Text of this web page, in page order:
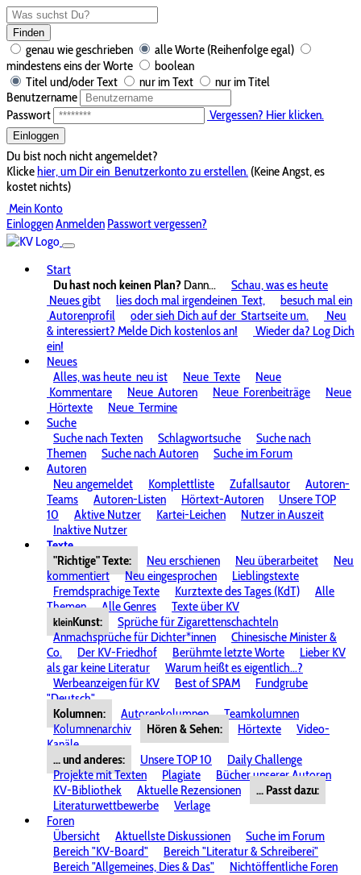
Finden
genau wie geschrieben
alle Worte (Reihenfolge egal)
mindestens eins der Worte
boolean
Titel und/oder Text
nur im Text
nur im Titel
Benutzername
Passwort
Vergessen? Hier klicken.
Einloggen
Du bist noch nicht angemeldet?
Klickehier, um Dir ein Benutzerkonto zu erstellen. (Keine Angst, es
kostet nichts)
Mein Konto
EinloggenAnmelden Passwort vergessen?
Start
Du hast noch keinen Plan? Dann...
Schau, was es heute
Neues gibt
lies doch mal irgendeinen Text,
besuch mal ein
Autorenprofil
oder sieh Dich auf der Startseite um.
Neu
& interessiert? Melde Dich kostenlos an!
Wieder da? Log Dich
ein!
Neues
Alles, was heute neu ist Neue Texte
Neue
Kommentare
Neue Autoren Neue Forenbeiträge
Neue
Hörtexte
Neue Termine
Suche
Suche nach Texten
Schlagwortsuche
Suche nach
Themen
Suche nach Autoren
Suche im Forum
Autoren
Neu angemeldet
Komplettliste Zufallsautor
Autoren-
Teams
Autoren-Listen Hörtext-Autoren
Unsere TOP
10
Aktive Nutzer Kartei-Leichen
Nutzer in Auszeit
Inaktive Nutzer
Texte
"Richtige" Texte:
Neu erschienen Neu überarbeitet
Neu
kommentiert
Neu eingesprochen
Lieblingstexte
Fremdsprachige Texte
Kurztexte des Tages (KdT)
Alle
Themen
Alle Genres Texte über KV
kleinKunst:
Sprüche für Zigarettenschachteln
Anmachsprüche für Dichter*innen
Chinesische Minister &
Co.
Der KV-Friedhof Berühmte letzte Worte
Lieber KV
als gar keine Literatur
Warum heißt es eigentlich...?
Werbeanzeigen für KV
Best of SPAM
Fundgrube
"Deutsch"
Kolumnen:
Autorenkolumnen
Teamkolumnen
Kolumnenarchiv
Hören & Sehen: Hörtexte
Video-
Kanäle
... und anderes:
Unsere TOP 10
Daily Challenge
Projekte mit Texten
Plagiate
Bücher unserer Autoren
KV-Bibliothek
Aktuelle Rezensionen
... Passt dazu:
Literaturwettbewerbe
Verlage
Foren
Übersicht
Aktuellste Diskussionen
Suche im Forum
Bereich "KV-Board"
Bereich "Literatur & Schreiberei"
Bereich "Allgemeines, Dies & Das"
Nichtöffentliche Foren